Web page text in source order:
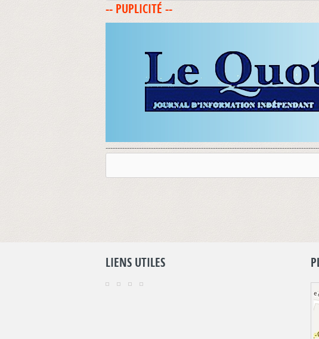
-- PUPLICITÉ --
LIENS UTILES